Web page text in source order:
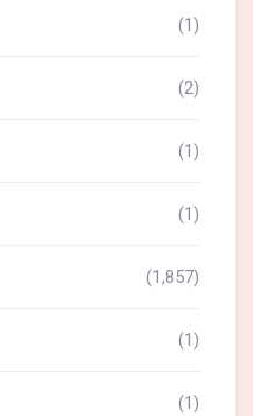
(1)
(2)
(1)
(1)
(1,857)
(1)
(1)